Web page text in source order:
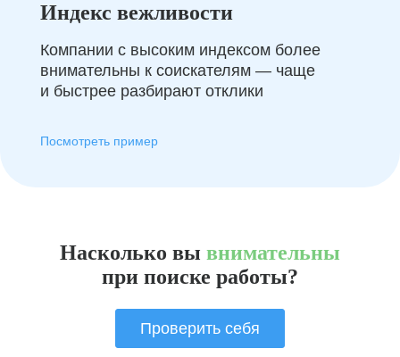
Индекс вежливости
Компании с высоким индексом более
внимательны к соискателям — чаще
и быстрее разбирают отклики
Посмотреть пример
Насколько вы внимательны
при поиске работы?
Проверить себя